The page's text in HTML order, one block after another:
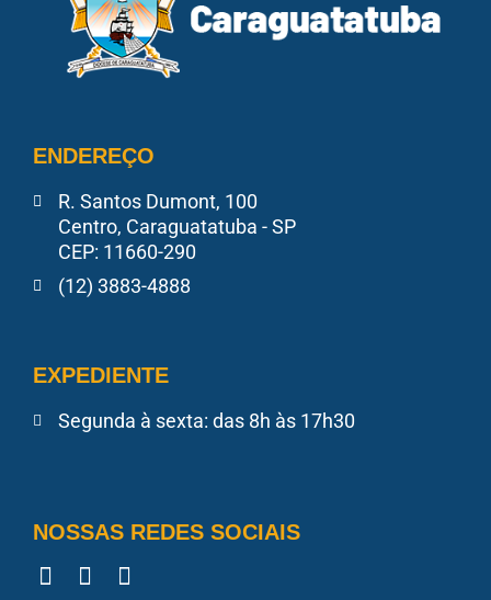
ENDEREÇO
R. Santos Dumont, 100
Centro, Caraguatatuba - SP
CEP: 11660-290
(12) 3883-4888
EXPEDIENTE
Segunda à sexta: das 8h às 17h30
NOSSAS REDES SOCIAIS